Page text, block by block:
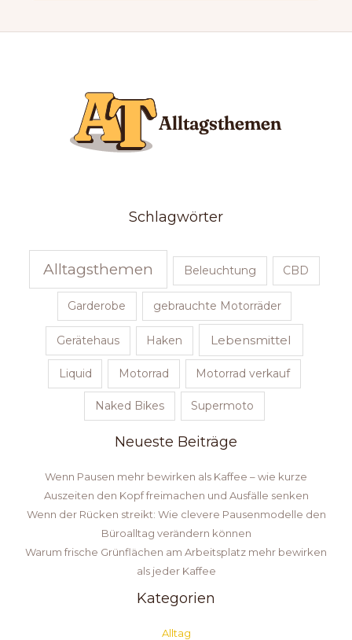
Schlagwörter
Alltagsthemen Beleuchtung CBD
Garderobe gebrauchte Motorräder
Gerätehaus Haken Lebensmittel
Liquid Motorrad Motorrad verkauf
Naked Bikes Supermoto
Neueste Beiträge
Wenn Pausen mehr bewirken als Kaffee – wie kurze
Auszeiten den Kopf freimachen und Ausfälle senken
Wenn der Rücken streikt: Wie clevere Pausenmodelle den
Büroalltag verändern können
Warum frische Grünflächen am Arbeitsplatz mehr bewirken
als jeder Kaffee
Kategorien
Alltag